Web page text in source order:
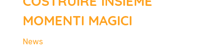
MOMENTI MAGICI
News